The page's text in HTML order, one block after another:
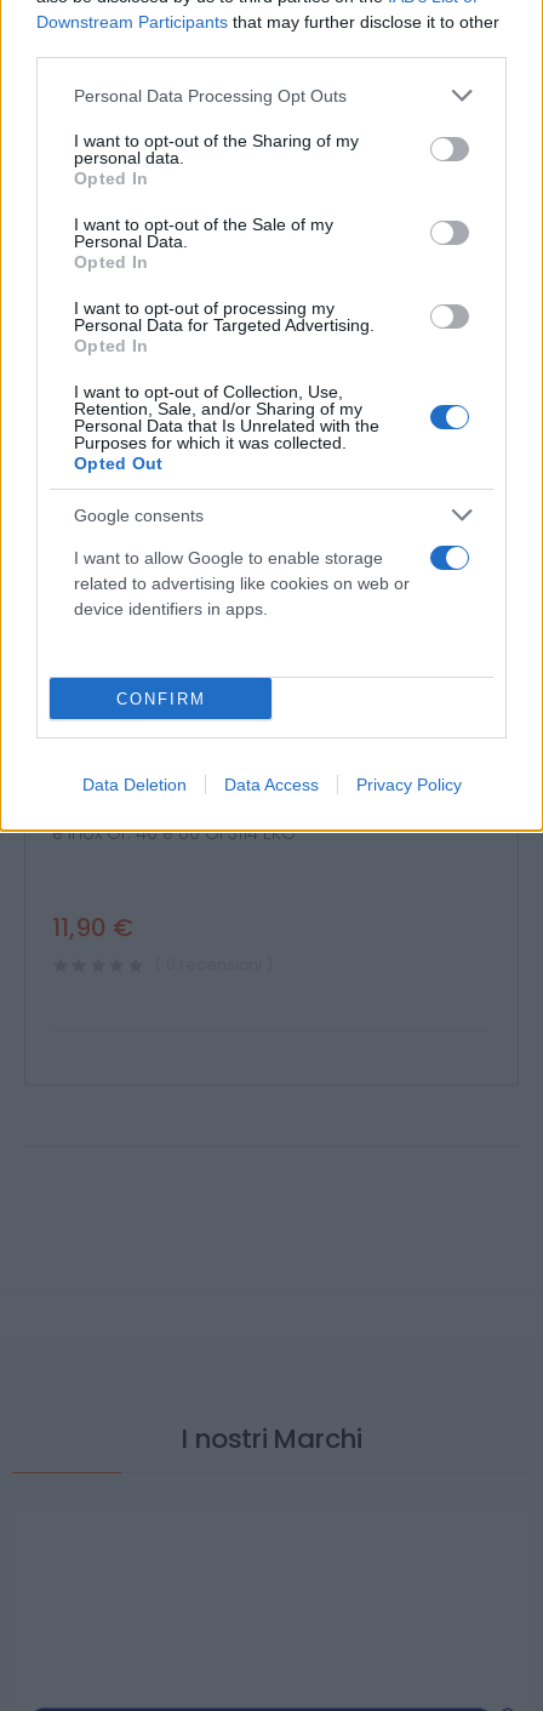
Downstream Participants that may further disclose it to other
Please note that this website/app uses one or more Google
not limited to your visit or usage behaviour. You may click to
grant or deny consent to Google and its third-party tags to
use your data for below specified purposes in below Google
consent section.
Personal Data Processing Opt Outs
I want to opt-out of the Sharing of my
personal data.
Opted In
I want to opt-out of the Sale of my
Personal Data.
Opted In
I want to opt-out of processing my
Personal Data for Targeted Advertising.
Opted In
I want to opt-out of Collection, Use,
Retention, Sale, and/or Sharing of my
Personal Data that Is Unrelated with the
Purposes for which it was collected.
Opted Out
Google consents
I want to allow Google to enable storage
related to advertising like cookies on web or
device identifiers in apps.
CONFIRM
Data Deletion Data Access Privacy Policy
Abrasivi > I prodotti abrasivi
25 dischi da taglio per smerigliatrice per taglio
acciaio e acciaio INOX Globe G1614 DYN
( 0 recensioni )
Abrasivi > I prodotti abrasivi
Dischi abrasivi lamellari zirconio Globe per
acciaio e inox Gr. 40 e 60 GF3114 EKO 10pz
e inox Gr. 40 e 60 GF3114 EKO
11,90 €
I nostri Marchi